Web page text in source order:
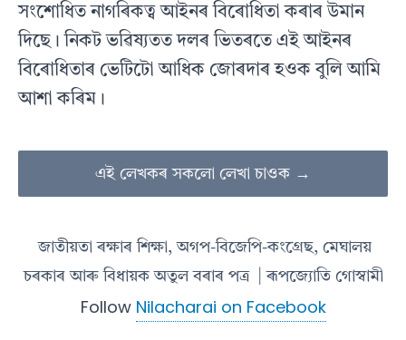
সংশোধিত নাগৰিকত্ব আইনৰ বিৰোধিতা কৰাৰ উমান
দিছে। নিকট ভৱিষ্যতত দলৰ ভিতৰতে এই আইনৰ
বিৰোধিতাৰ ভেটিটো আধিক জোৰদাৰ হওক বুলি আমি
আশা কৰিম।
এই লেখকৰ সকলো লেখা চাওক →
জাতীয়তা ৰক্ষাৰ শিক্ষা, অগপ-বিজেপি-কংগ্ৰেছ, মেঘালয়
চৰকাৰ আৰু বিধায়ক অতুল বৰাৰ পত্ৰ
| ৰূপজ্যোতি গোস্বামী
Follow Nilacharai on Facebook